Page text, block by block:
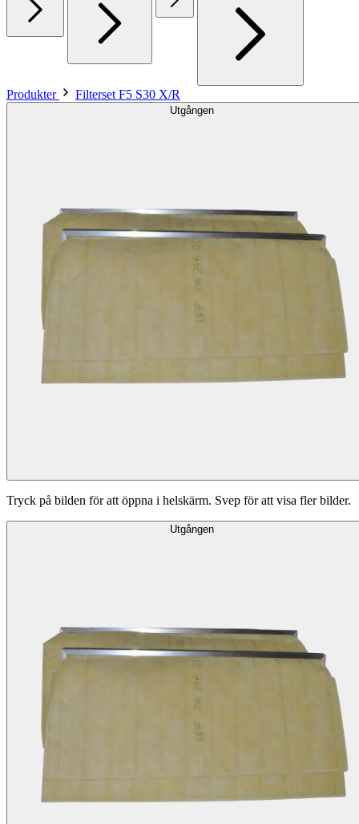
Produkter Filterset F5 S30 X/R
Utgången
Tryck på bilden för att öppna i helskärm. Svep för att visa fler bilder.
Utgången